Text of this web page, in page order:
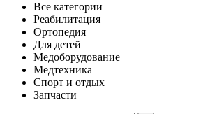
Все категории
Реабилитация
Ортопедия
Для детей
Медоборудование
Mедтехника
Спорт и отдых
Запчасти